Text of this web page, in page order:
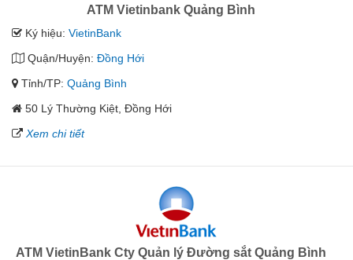
ATM Vietinbank Quảng Bình
Ký hiệu: VietinBank
Quận/Huyện: Đồng Hới
Tỉnh/TP: Quảng Bình
50 Lý Thường Kiệt, Đồng Hới
Xem chi tiết
ATM VietinBank Cty Quản lý Đường sắt Quảng Bình